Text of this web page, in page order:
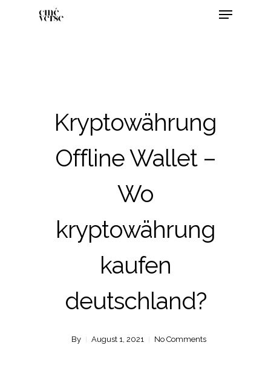
Kryptowährung
Offline Wallet –
Wo
kryptowährung
kaufen
deutschland?
By August 1, 2021 No Comments